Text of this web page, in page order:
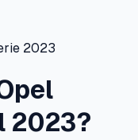
2023
2023?